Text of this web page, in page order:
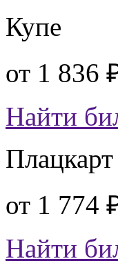
Купе
от 1 836
Найти
Плацкарт
от 1 774
Найти